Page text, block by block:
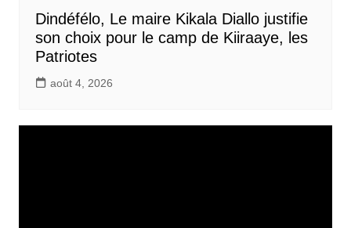
Dindéfélo, Le maire Kikala Diallo justifie
son choix pour le camp de Kiiraaye, les
Patriotes
août 4, 2026